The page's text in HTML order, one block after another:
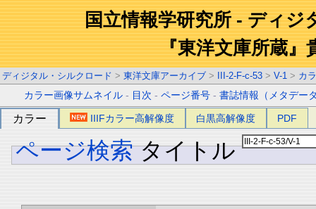
国立情報学研究所 - ディジ
『東洋文庫所蔵』
ディジタル・シルクロード > 東洋文庫アーカイブ > III-2-F-c-53 > V-1 > カ
カラー画像サムネイル - 目次 -ページ番号 -書誌情報（メタデー
カラー IIIFカラー高解像度 白黒高解像度 PDF
ページ検索 タイトル